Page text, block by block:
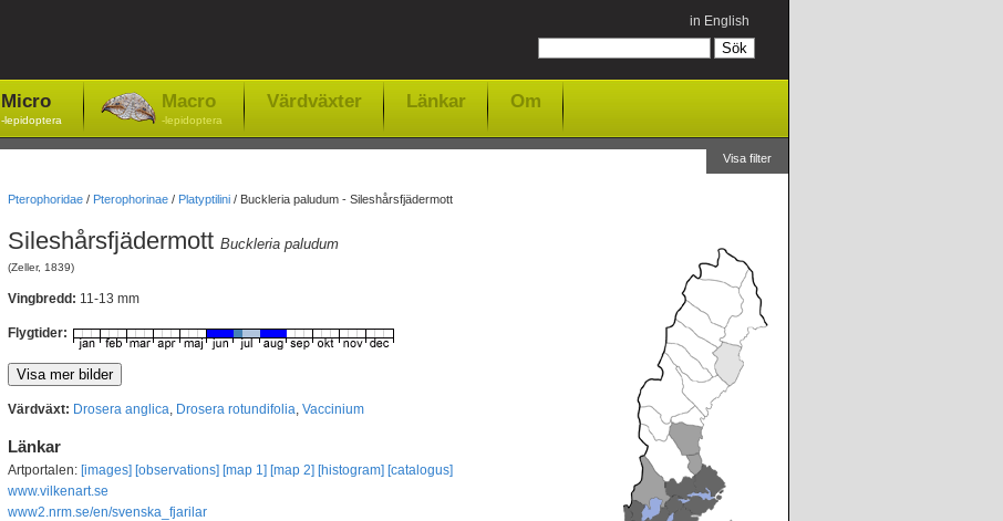
in English
Micro
-lepidoptera
Macro
-lepidoptera
Värdväxter Länkar Om
Visa filter
Pterophoridae/ Pterophorinae/ Platyptilini/ Buckleria paludum - Sileshårsfjädermott
Sileshårsfjädermott Buckleria paludum
(Zeller, 1839)
Vingbredd: 11-13 mm
Flygtider:
Värdväxt: Drosera anglica, Drosera rotundifolia, Vaccinium
Länkar
Artportalen: [images] [observations] [map 1] [map 2] [histogram] [catalogus]
www.vilkenart.se
www2.nrm.se/en/svenska_fjarilar